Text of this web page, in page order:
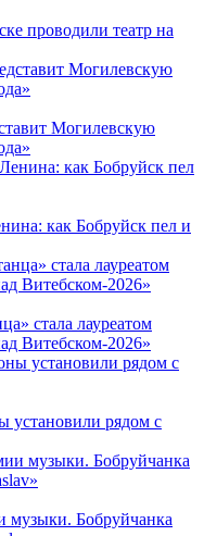
проводили театр на
Могилевскую
как Бобруйск пел и
стала лауреатом
Витебском-2026»
установили рядом с
Бобруйчанка